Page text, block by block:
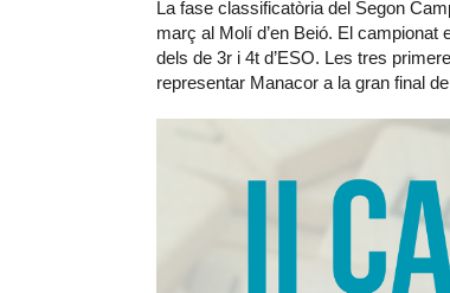
La fase classificatòria del Segon
març al Molí d’en Beió. El campionat
dels de 3r i 4t d’ESO. Les tres
representar Manacor a la gran final